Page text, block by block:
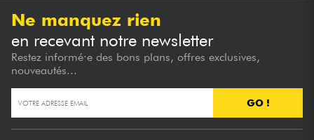
Ne manquez rien
en recevant notre newsletter
Restez informé·e des bons plans, offres exclusives,
nouveautés...
GO !